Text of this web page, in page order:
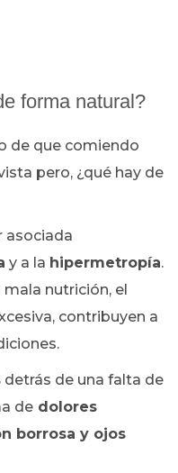
forma natural?
de que comiendo
pero, ¿qué hay de
asociada
y a la hipermetropía.
nutrición, el
contribuyen a
detrás de una falta de
de dolores
borrosa y ojos